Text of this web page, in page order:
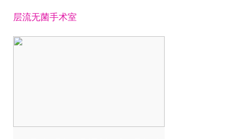
层流无菌手术室